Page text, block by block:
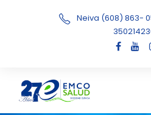
Neiva (608) 863-